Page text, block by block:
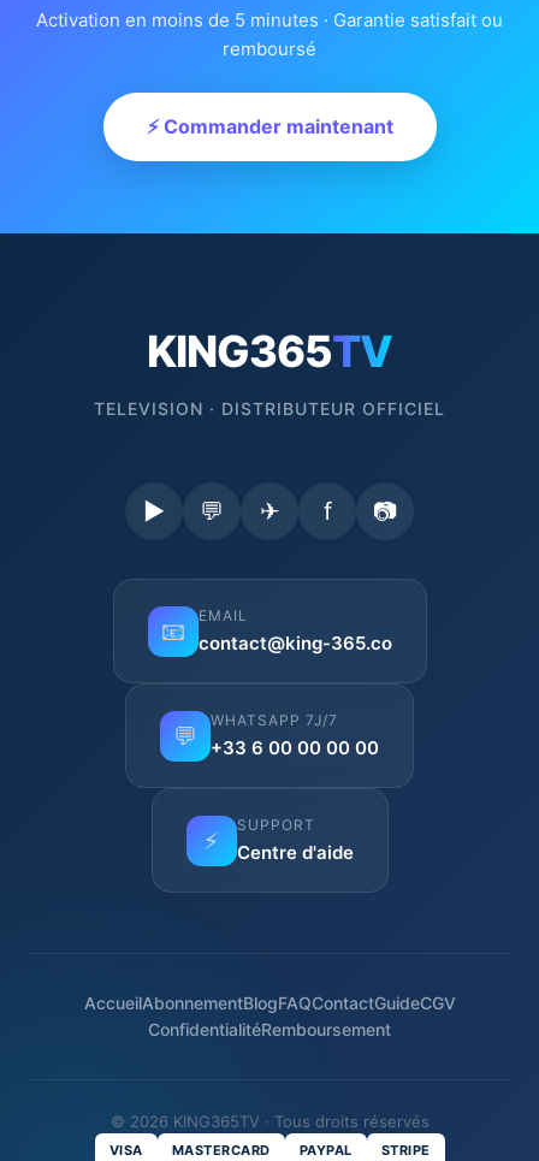
Activation en moins de 5 minutes · Garantie satisfait ou
remboursé
⚡ Commander maintenant
KING365TV
TELEVISION · DISTRIBUTEUR OFFICIEL
▶ 💬 ✈ f 📷
📧
EMAIL
contact@king-365.co
💬
WHATSAPP 7J/7
+33 6 00 00 00 00
⚡
SUPPORT
Centre d'aide
AccueilAbonnementBlogFAQContactGuideCGV
ConfidentialitéRemboursement
© 2026 KING365TV · Tous droits réservés
VISA MASTERCARD PAYPAL STRIPE